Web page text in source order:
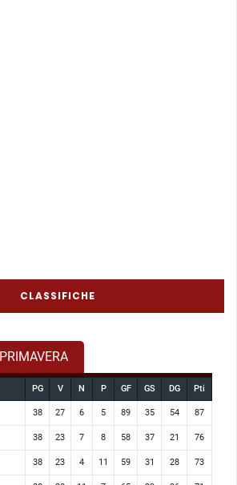
CLASSIFICHE
PRIMAVERA
PG V N P GF GS DG Pti
38 27 6 5 89 35 54 87
38 23 7 8 58 37 21 76
38 23 4 11 59 31 28 73